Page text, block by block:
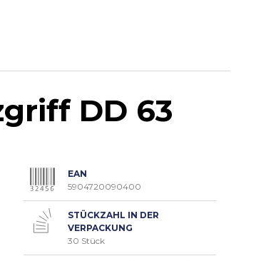
DD 63
EAN
5904720090400
STÜCKZAHL IN DER
VERPACKUNG
30 Stück